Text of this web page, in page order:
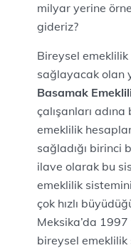
milyar yerine
gideriz?
Bireysel emeklilik
sağlayacak olan
Basamak
çalışanları
emeklilik
sağladığı birinci
ilave olarak bu
emeklilik
çok hızlı
Meksika’da 1997
bireysel